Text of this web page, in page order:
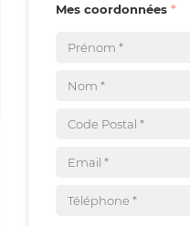
Mes coordonnées